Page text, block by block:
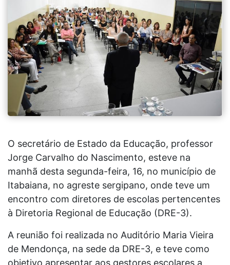
O secretário de Estado da Educação, professor
Jorge Carvalho do Nascimento, esteve na
manhã desta segunda-feira, 16, no município de
Itabaiana, no agreste sergipano, onde teve um
encontro com diretores de escolas pertencentes
à Diretoria Regional de Educação (DRE-3).
A reunião foi realizada no Auditório Maria Vieira
de Mendonça, na sede da DRE-3, e teve como
objetivo apresentar aos gestores escolares a